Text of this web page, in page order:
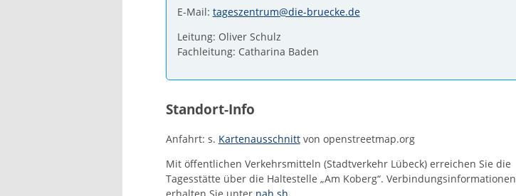
E-Mail: tageszentrum@die-bruecke.de
Leitung: Oliver Schulz
Fachleitung: Catharina Baden
Standort-Info
Anfahrt: s. Kartenausschnittvon openstreetmap.org
Mit öffentlichen Verkehrsmitteln (Stadtverkehr Lübeck) erreichen Sie die
Tagesstätte über die Haltestelle „Am Koberg“. Verbindungsinformationen